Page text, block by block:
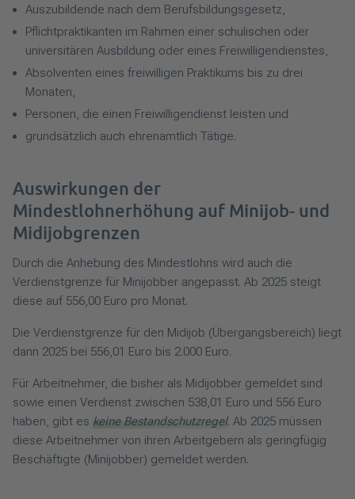
Auszubildende nach dem Berufsbildungsgesetz,
Pflichtpraktikanten im Rahmen einer schulischen oder
universitären Ausbildung oder eines Freiwilligendienstes,
Absolventen eines freiwilligen Praktikums bis zu drei
Monaten,
Personen, die einen Freiwilligendienst leisten und
grundsätzlich auch ehrenamtlich Tätige.
Auswirkungen der
Mindestlohnerhöhung auf Minijob- und
Midijobgrenzen
Durch die Anhebung des Mindestlohns wird auch die
Verdienstgrenze für Minijobber angepasst. Ab 2025 steigt
diese auf 556,00 Euro pro Monat.
Die Verdienstgrenze für den Midijob (Übergangsbereich) liegt
dann 2025 bei 556,01 Euro bis 2.000 Euro.
Für Arbeitnehmer, die bisher als Midijobber gemeldet sind
sowie einen Verdienst zwischen 538,01 Euro und 556 Euro
haben, gibt es keine Bestandschutzregel. Ab 2025 müssen
diese Arbeitnehmer von ihren Arbeitgebern als geringfügig
Beschäftigte (Minijobber) gemeldet werden.